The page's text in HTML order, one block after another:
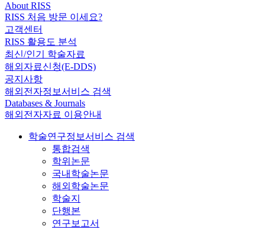
About RISS
RISS 처음 방문 이세요?
고객센터
RISS 활용도 분석
최신/인기 학술자료
해외자료신청(E-DDS)
공지사항
해외전자정보서비스 검색
Databases & Journals
해외전자자료 이용안내
학술연구정보서비스 검색
통합검색
학위논문
국내학술논문
해외학술논문
학술지
단행본
연구보고서